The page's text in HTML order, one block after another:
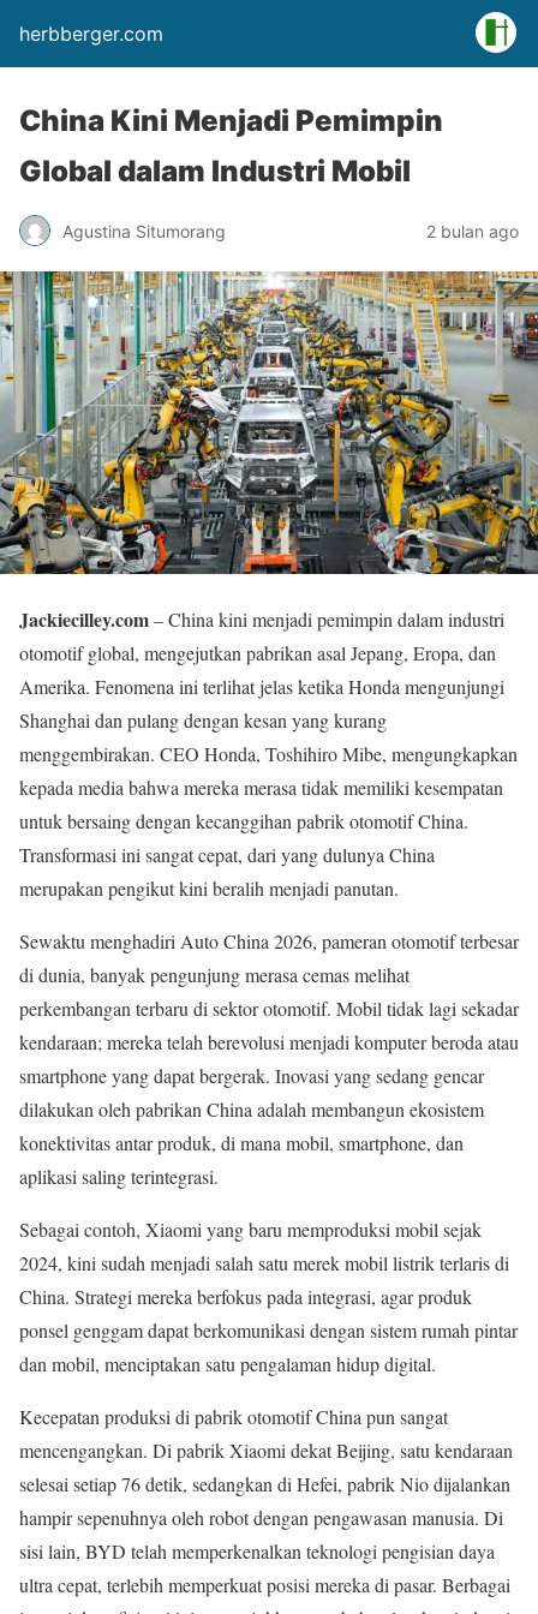
herbberger.com
China Kini Menjadi Pemimpin
Global dalam Industri Mobil
Agustina Situmorang 2 bulan ago
Jackiecilley.com– China kini menjadi pemimpin dalam industri
otomotif global, mengejutkan pabrikan asal Jepang, Eropa, dan
Amerika. Fenomena ini terlihat jelas ketika Honda mengunjungi
Shanghai dan pulang dengan kesan yang kurang
menggembirakan. CEO Honda, Toshihiro Mibe, mengungkapkan
kepada media bahwa mereka merasa tidak memiliki kesempatan
untuk bersaing dengan kecanggihan pabrik otomotif China.
Transformasi ini sangat cepat, dari yang dulunya China
merupakan pengikut kini beralih menjadi panutan.
Sewaktu menghadiri Auto China 2026, pameran otomotif terbesar
di dunia, banyak pengunjung merasa cemas melihat
perkembangan terbaru di sektor otomotif. Mobil tidak lagi sekadar
kendaraan; mereka telah berevolusi menjadi komputer beroda atau
smartphone yang dapat bergerak. Inovasi yang sedang gencar
dilakukan oleh pabrikan China adalah membangun ekosistem
konektivitas antar produk, di mana mobil, smartphone, dan
aplikasi saling terintegrasi.
Sebagai contoh, Xiaomi yang baru memproduksi mobil sejak
2024, kini sudah menjadi salah satu merek mobil listrik terlaris di
China. Strategi mereka berfokus pada integrasi, agar produk
ponsel genggam dapat berkomunikasi dengan sistem rumah pintar
dan mobil, menciptakan satu pengalaman hidup digital.
Kecepatan produksi di pabrik otomotif China pun sangat
mencengangkan. Di pabrik Xiaomi dekat Beijing, satu kendaraan
selesai setiap 76 detik, sedangkan di Hefei, pabrik Nio dijalankan
hampir sepenuhnya oleh robot dengan pengawasan manusia. Di
sisi lain, BYD telah memperkenalkan teknologi pengisian daya
ultra cepat, terlebih memperkuat posisi mereka di pasar. Berbagai